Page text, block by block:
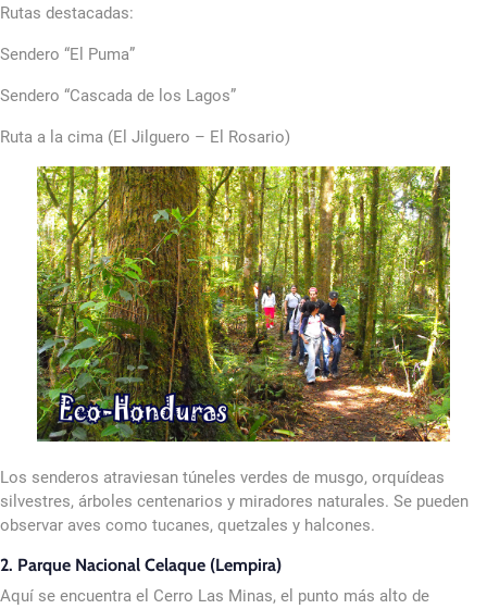
Rutas destacadas:
Sendero “El Puma”
Sendero “Cascada de los Lagos”
Ruta a la cima (El Jilguero – El Rosario)
Los senderos atraviesan túneles verdes de musgo, orquídeas
silvestres, árboles centenarios y miradores naturales. Se pueden
observar aves como tucanes, quetzales y halcones.
2. Parque Nacional Celaque (Lempira)
Aquí se encuentra el Cerro Las Minas, el punto más alto de